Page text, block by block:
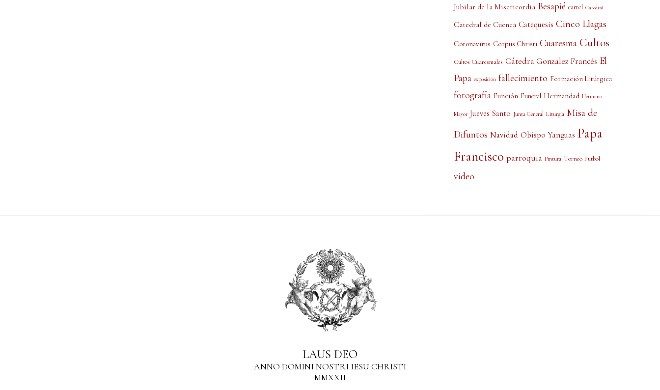
Jubilar de la Misericordia Besapié cartel Catedral
Catedral de Cuenca Catequesis Cinco Llagas
Coronavirus Corpus Christi Cuaresma Cultos
Cultos Cuaresmales Cátedra Gonzalez Francés El
Papa exposición fallecimiento Formación Litúrgica
fotografía Función Funeral Hermandad Hermano
Mayor Jueves Santo Junta General Liturgia Misa de
Difuntos Navidad Obispo Yanguas Papa
Francisco parroquia Pintura Torneo Futbol
video
LAUS DEO
ANNO DOMINI NOSTRI IESU CHRISTI
MMXXII